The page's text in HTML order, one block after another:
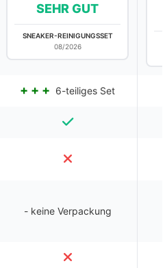
SEHR GUT
SNEAKER-REINIGUNGSSET
08/2026
6-teiliges Set
- keine Verpackung